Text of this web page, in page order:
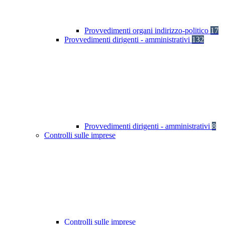
Provvedimenti organi indirizzo-politico 17
Provvedimenti dirigenti - amministrativi 132
Provvedimenti dirigenti - amministrativi 8
Controlli sulle imprese
Controlli sulle imprese